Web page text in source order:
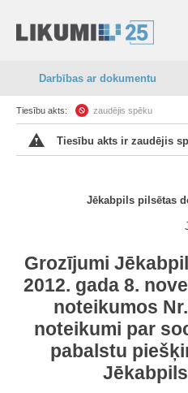
Darbības ar dokumentu
Tiesību akts: zaudējis spēku
Tiesību akts ir zaudējis
Jēkabpils pilsētas
Grozījumi
2012. gada 8.
noteikumos
noteikumi par
pabalstu